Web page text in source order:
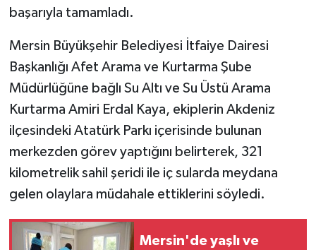
başarıyla tamamladı.
Mersin Büyükşehir Belediyesi İtfaiye Dairesi
Başkanlığı Afet Arama ve Kurtarma Şube
Müdürlüğüne bağlı Su Altı ve Su Üstü Arama
Kurtarma Amiri Erdal Kaya, ekiplerin Akdeniz
ilçesindeki Atatürk Parkı içerisinde bulunan
merkezden görev yaptığını belirterek, 321
kilometrelik sahil şeridi ile iç sularda meydana
gelen olaylara müdahale ettiklerini söyledi.
Mersin'de yaşlı ve